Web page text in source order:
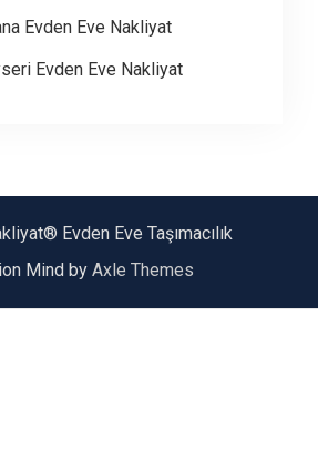
Evden Eve Nakliyat
Evden Eve Nakliyat
Evden Eve Taşımacılık
Mind by Axle Themes